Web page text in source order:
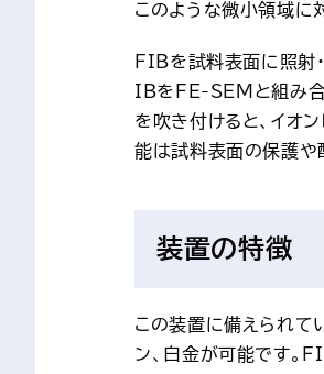
このような微小領域に
FIBを試料表面に照射
IBをFE-SEMと組み合
を吹き付けると、イオ
能は試料表面の保護や
装置の特徴
この装置に備えられて
ン、白金が可能です。